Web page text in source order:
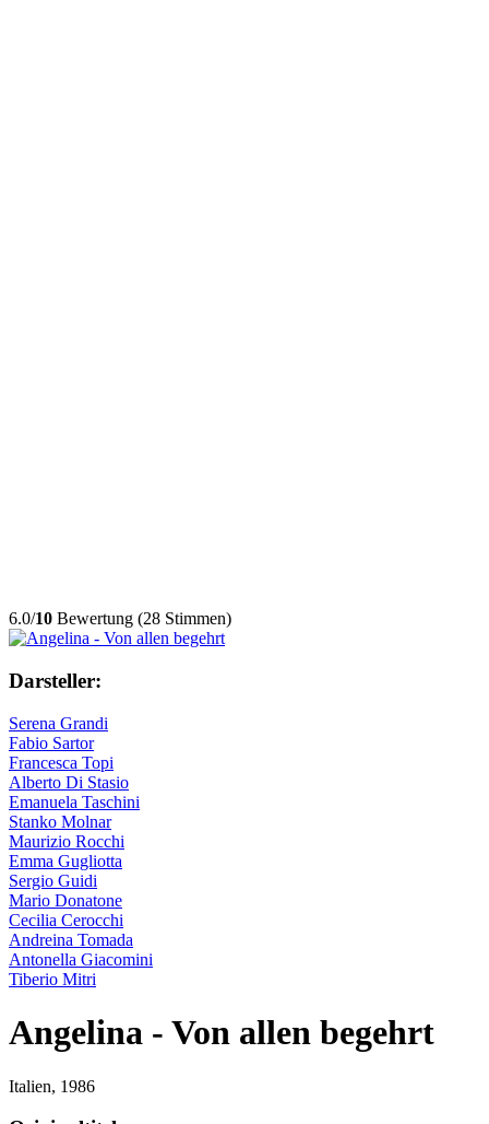
6.0/10 Bewertung (28 Stimmen)
Darsteller:
Serena Grandi
Fabio Sartor
Francesca Topi
Alberto Di Stasio
Emanuela Taschini
Stanko Molnar
Maurizio Rocchi
Emma Gugliotta
Sergio Guidi
Mario Donatone
Cecilia Cerocchi
Andreina Tomada
Antonella Giacomini
Tiberio Mitri
Angelina - Von allen begehrt
Italien, 1986